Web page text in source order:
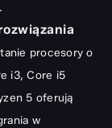
procesory o
i3, Core i5
5 oferują
w